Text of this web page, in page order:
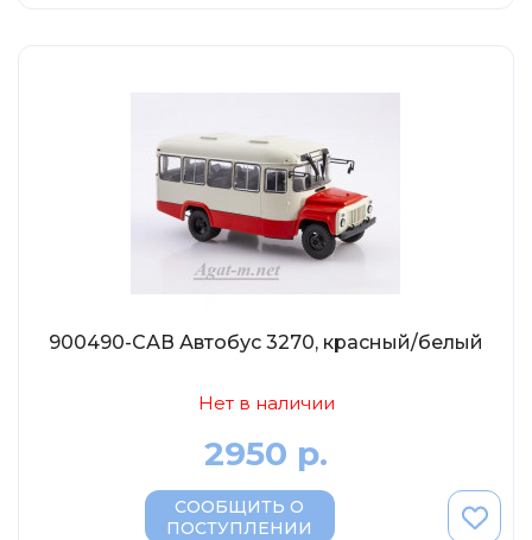
900490-САВ Автобус 3270, красный/белый
Нет в наличии
2950 р.
СООБЩИТЬ О
ПОСТУПЛЕНИИ